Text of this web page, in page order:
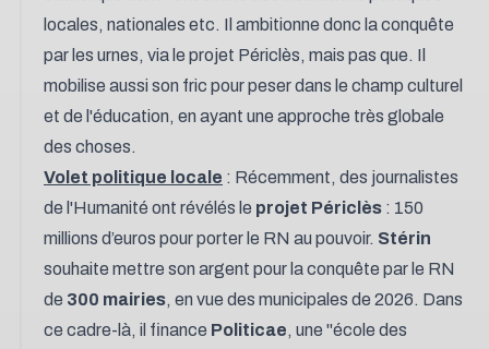
locales, nationales etc. Il ambitionne donc la conquête
par les urnes, via le projet Périclès, mais pas que. Il
mobilise aussi son fric pour peser dans le champ culturel
et de l'éducation, en ayant une approche très globale
des choses.
Volet politique locale : Récemment, des journalistes
de l'Humanité ont révélés le projet Périclès : 150
millions d’euros pour porter le RN au pouvoir. Stérin
souhaite mettre son argent pour la conquête par le RN
de 300 mairies, en vue des municipales de 2026. Dans
ce cadre-là, il finance Politicae, une "école des